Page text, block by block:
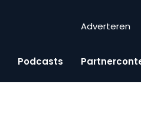
Adverteren
Podcasts